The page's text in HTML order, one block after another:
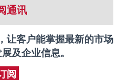
通讯
让客户能掌握最新的市场
及企业信息。
阅